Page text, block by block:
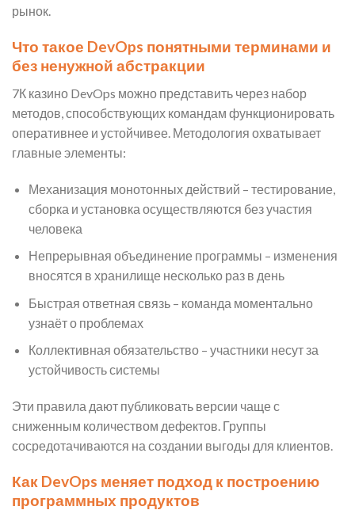
рынок.
Что такое DevOps понятными терминами и
без ненужной абстракции
7К казино DevOps можно представить через набор
методов, способствующих командам функционировать
оперативнее и устойчивее. Методология охватывает
главные элементы:
Механизация монотонных действий – тестирование,
сборка и установка осуществляются без участия
человека
Непрерывная объединение программы – изменения
вносятся в хранилище несколько раз в день
Быстрая ответная связь – команда моментально
узнаёт о проблемах
Коллективная обязательство – участники несут за
устойчивость системы
Эти правила дают публиковать версии чаще с
сниженным количеством дефектов. Группы
сосредотачиваются на создании выгоды для клиентов.
Как DevOps меняет подход к построению
программных продуктов